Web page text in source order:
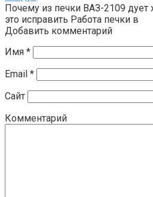
Почему из печки ВАЗ-2109 дует
это исправить Работа печки в
Добавить комментарий
Имя *
Email *
Сайт
Комментарий